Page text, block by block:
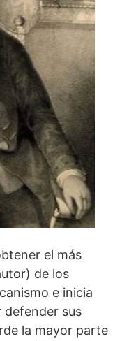
el más
de los
e inicia
sus
la mayor parte